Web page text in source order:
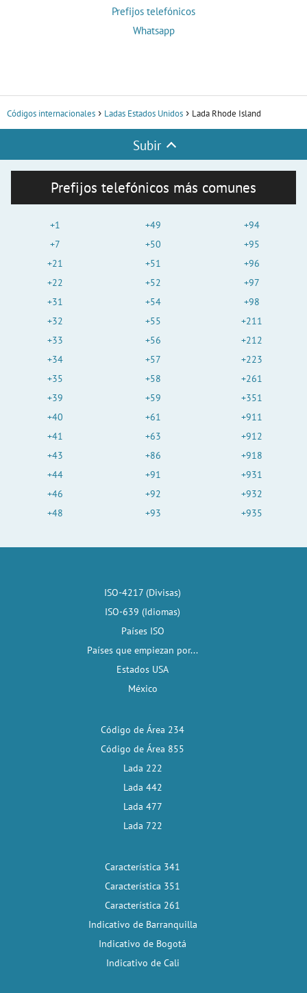
Prefijos telefónicos
Whatsapp
Códigos internacionales Ladas Estados Unidos Lada Rhode Island
Subir
Prefijos telefónicos más comunes
+1
+7
+21
+22
+31
+32
+33
+34
+35
+39
+40
+41
+43
+44
+46
+48
+49
+50
+51
+52
+54
+55
+56
+57
+58
+59
+61
+63
+86
+91
+92
+93
+94
+95
+96
+97
+98
+211
+212
+223
+261
+351
+911
+912
+918
+931
+932
+935
ISO-4217 (Divisas)
ISO-639 (Idiomas)
Países ISO
Países que empiezan por...
Estados USA
México
Código de Área 234
Código de Área 855
Lada 222
Lada 442
Lada 477
Lada 722
Característica 341
Característica 351
Característica 261
Indicativo de Barranquilla
Indicativo de Bogotá
Indicativo de Cali